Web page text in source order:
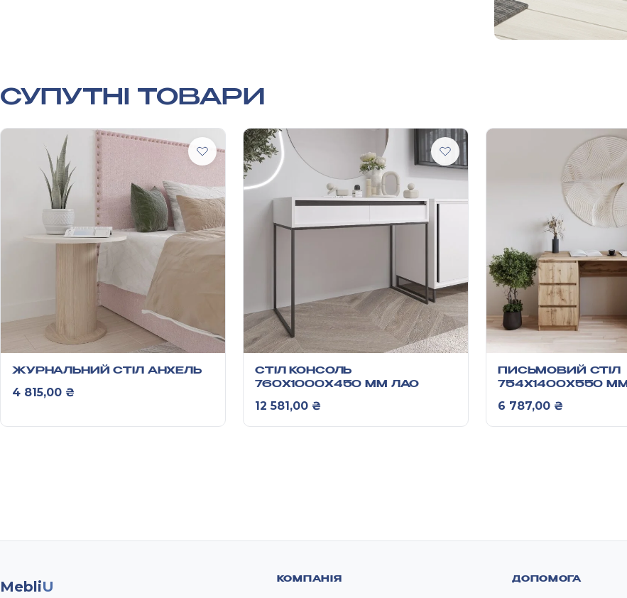
СУПУТНІ ТОВАРИ
ЖУРНАЛЬНИЙ СТІЛ АНХЕЛЬ
4 815,00 ₴
СТІЛ КОНСОЛЬ
760X1000X450 ММ ЛАО
12 581,00 ₴
ПИСЬМОВИЙ СТІЛ
754Х1400Х550 ММ
6 787,00 ₴
MebliU КОМПАНІЯ ДОПОМОГА